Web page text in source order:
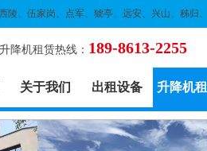
陵、伍家岗、点军、猇亭、远安、兴山、秭归
降机租赁热线： 189-8613-2255
关于我们 出租设备 升降机